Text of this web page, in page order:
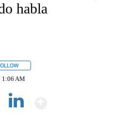
habla
1:06 AM